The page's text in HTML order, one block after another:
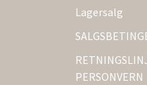
Lagersalg
PERSONVERN